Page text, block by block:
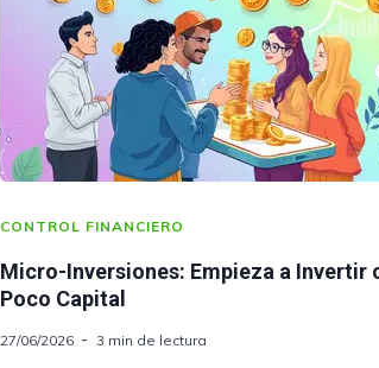
CONTROL FINANCIERO
Micro-Inversiones: Empieza a Invertir
Poco Capital
27/06/2026 3 min de lectura